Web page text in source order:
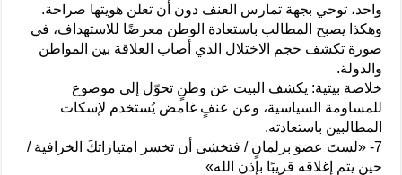
واحد، توحي بجهة تمارس العنف دون أن تعلن هويتها صراحة.
وهكذا يصبح المطالب باستعادة الوطن معرضًا للاستهداف، في
صورة تكشف حجم الاختلال الذي أصاب العلاقة بين المواطن
والدولة.
خلاصة بيتية: يكشف البيت عن وطنٍ تحوّل إلى موضوع
للمساومة السياسية، وعن عنفٍ غامض يُستخدم لإسكات
المطالبين باستعادته.
7- «لستَ عضوَ برلمانٍ / فتخشى أن تخسر امتيازاتكَ الخرافية /
حين يتم إغلاقه قريبًا بإذن الله»